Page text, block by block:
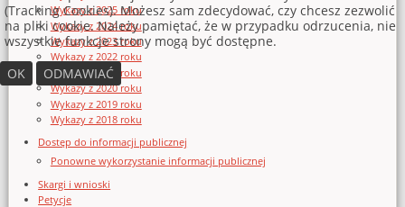
Wykazy z 2025 roku
Wykazy z 2024 roku
Wykazy z 2023 roku
Wykazy z 2022 roku
Wykazy z 2021 roku
Wykazy z 2020 roku
Wykazy z 2019 roku
Wykazy z 2018 roku
Dostęp do informacji publicznej
Ponowne wykorzystanie informacji publicznej
Skargi i wnioski
Petycje
(Tracking Cookies). Możesz sam zdecydować, czy chcesz zezwolić
na pliki cookie. Należy pamiętać, że w przypadku odrzucenia, nie
wszystkie funkcje strony mogą być dostępne.
OK
ODMAWIAĆ